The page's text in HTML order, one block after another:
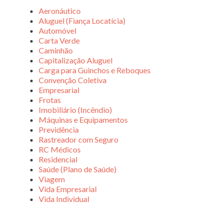
Aeronáutico
Aluguel (Fiança Locatícia)
Automóvel
Carta Verde
Caminhão
Capitalização Aluguel
Carga para Guinchos e Reboques
Convenção Coletiva
Empresarial
Frotas
Imobiliário (Incêndio)
Máquinas e Equipamentos
Previdência
Rastreador com Seguro
RC Médicos
Residencial
Saúde (Plano de Saúde)
Viagem
Vida Empresarial
Vida Individual